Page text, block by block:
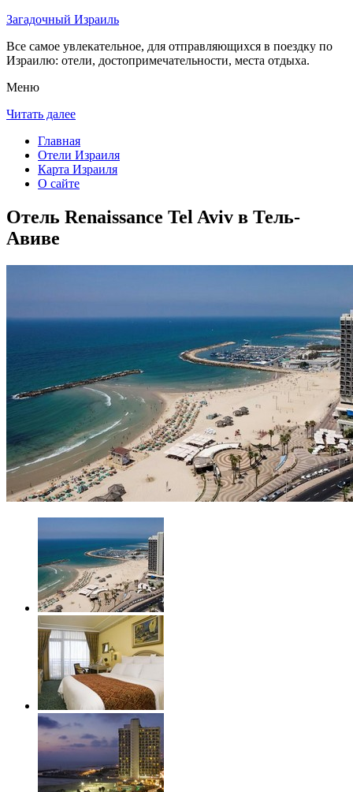
Загадочный Израиль
Все самое увлекательное, для отправляющихся в поездку по
Израилю: отели, достопримечательности, места отдыха.
Меню
Читать далее
Главная
Отели Израиля
Карта Израиля
О сайте
Отель Renaissance Tel Aviv в Тель-
Авиве